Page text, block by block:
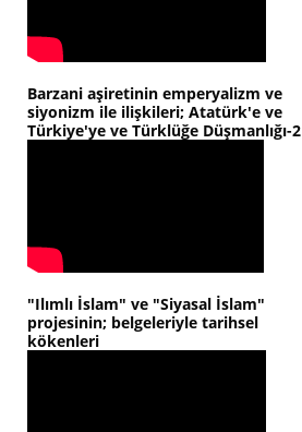
Barzani aşiretinin emperyalizm ve
siyonizm ile ilişkileri; Atatürk'e ve
Türkiye'ye ve Türklüğe Düşmanlığı-2
"Ilımlı İslam" ve "Siyasal İslam"
projesinin; belgeleriyle tarihsel
kökenleri